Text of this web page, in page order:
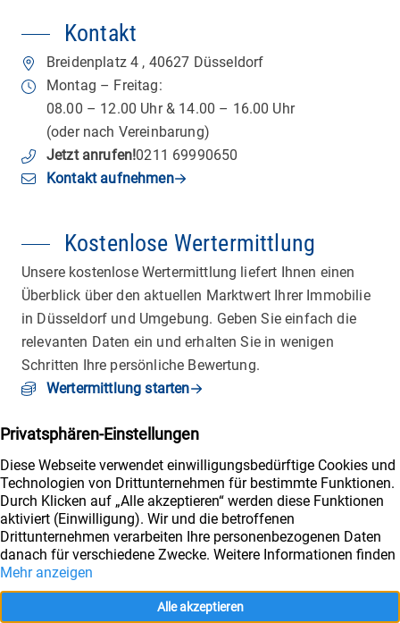
Kontakt
Breidenplatz 4 , 40627 Düsseldorf
Montag – Freitag:
08.00 – 12.00 Uhr & 14.00 – 16.00 Uhr
(oder nach Vereinbarung)
Jetzt anrufen!0211 69990650
Kontakt aufnehmen
Kostenlose Wertermittlung
Unsere kostenlose Wertermittlung liefert Ihnen einen
Überblick über den aktuellen Marktwert Ihrer Immobilie
in Düsseldorf und Umgebung. Geben Sie einfach die
relevanten Daten ein und erhalten Sie in wenigen
Schritten Ihre persönliche Bewertung.
Wertermittlung starten
Wichtiges
Immobilienangebote
Immobilienbewertung
Vermieten
Verkaufen
Service